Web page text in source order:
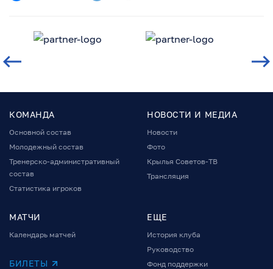
КОМАНДА
Основной состав
Молодежный состав
Тренерско-административный
состав
Статистика игроков
НОВОСТИ И МЕДИА
Новости
Фото
Крылья Советов-ТВ
Трансляция
МАТЧИ
Календарь матчей
БИЛЕТЫ
ЕЩЕ
История клуба
Руководство
Фонд поддержки